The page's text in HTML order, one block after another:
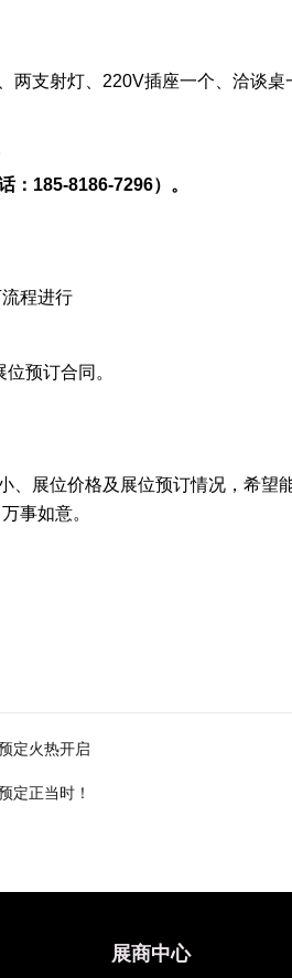
两支射灯、220V插座一个、洽谈桌
： 185-8186-7296）。
程进行
预订合同。
、展位价格及展位预订情况，希望
事如意。
定火热开启
定正当时！
展商中心